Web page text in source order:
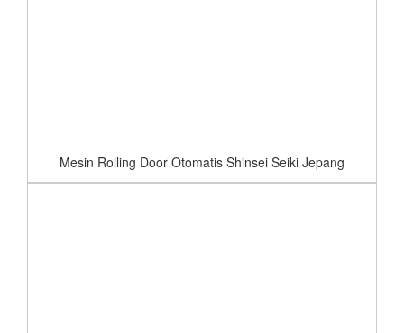
Mesin Rolling Door Otomatis Shinsei Seiki Jepang